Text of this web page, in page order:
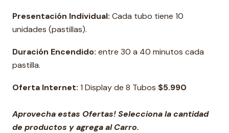
Presentación Individual: Cada tubo tiene 10
unidades (pastillas).
Duración Encendido: entre 30 a 40 minutos cada
pastilla.
Oferta Internet: 1 Display de 8 Tubos $5.990
Aprovecha estas Ofertas! Selecciona la cantidad
de productos y agrega al Carro.